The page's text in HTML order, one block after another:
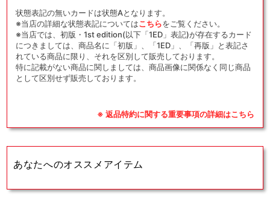
状態表記の無いカードは状態Aとなります。
※当店の詳細な状態表記についてはこちらをご覧ください。
※当店では、初版・1st edition(以下「1ED」表記)が存在するカード
につきましては、商品名に「初版」、「1ED」、「再版」と表記さ
れている商品に限り、それを区別して販売しております。
特に記載がない商品に関しましては、商品画像に関係なく同じ商品
として区別せず販売しております。
※ 返品特約に関する重要事項の詳細はこちら
あなたへのオススメアイテム